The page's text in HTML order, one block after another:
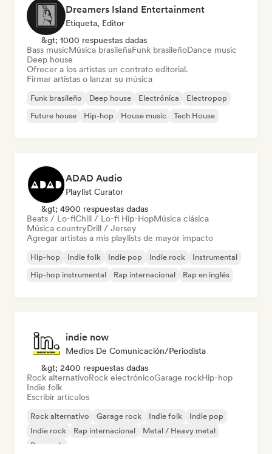
Dreamers Island Entertainment
Etiqueta, Editor
&gt; 1000 respuestas dadas
Bass musicMúsica brasileñaFunk brasileñoDance music
Deep house
Ofrecer a los artistas un contrato editorial.
Firmar artistas o lanzar su música
Funk brasileño Deep house Electrónica
Electropop
Future house
Hip-hop House music Tech House
ADAD Audio
Playlist Curator
&gt; 4900 respuestas dadas
Beats / Lo-fiChill / Lo-fi Hip-HopMúsica clásica
Música countryDrill / Jersey
Agregar artistas a mis playlists de mayor impacto
Hip-hop Indie folk Indie pop Indie rock
Instrumental
Hip-hop instrumental
Rap internacional Rap en inglés
indie now
Medios De Comunicación/Periodista
&gt; 2400 respuestas dadas
Rock alternativoRock electrónicoGarage rockHip-hop
Indie folk
Escribir artículos
Rock alternativo Garage rock Indie folk
Indie pop
Indie rock
Rap internacional
Metal / Heavy metal
Pop rock